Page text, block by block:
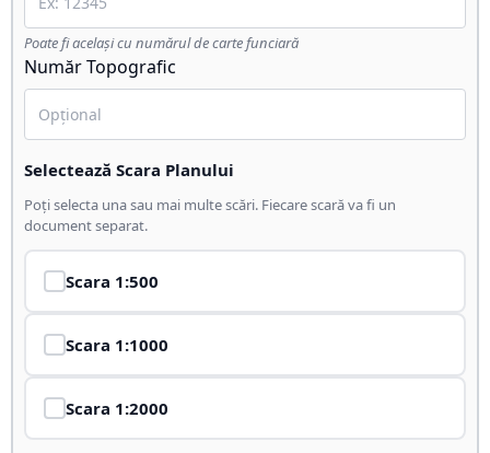
Poate fi același cu numărul de carte funciară
Număr Topografic
Selectează Scara Planului
Poți selecta una sau mai multe scări. Fiecare scară va fi un
document separat.
Scara 1:500
Scara 1:1000
Scara 1:2000